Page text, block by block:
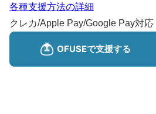
各種支援方法の詳細
クレカ/Apple Pay/Google Pay対応